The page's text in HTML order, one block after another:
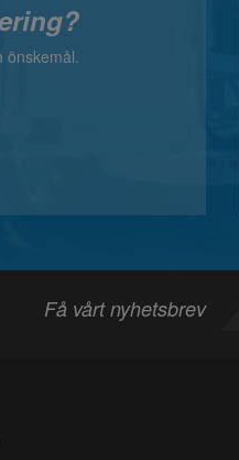
önskemål.
Få vårt nyhetsbrev